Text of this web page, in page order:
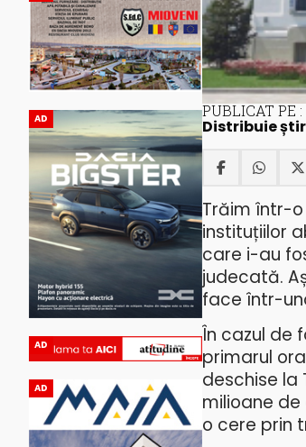
AD
AD
AD
PUBLICAT PE
Distribuie
Trăim într-
instituțiilor
care i-au
judecată.
face într-
În cazul de
primarul
deschise la
milioane
o cere prin